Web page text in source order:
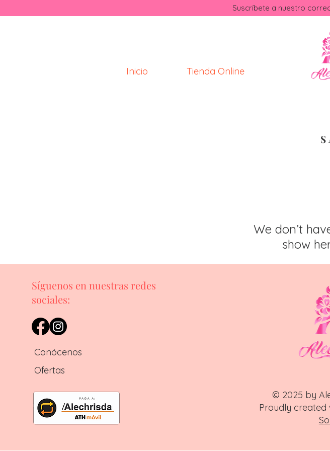
Suscríbete a nuestro
Inicio Tienda Online
We don’t
show
Síguenos en nuestras redes
sociales:
Conócenos
Ofertas
© 2025 by
Proudly created